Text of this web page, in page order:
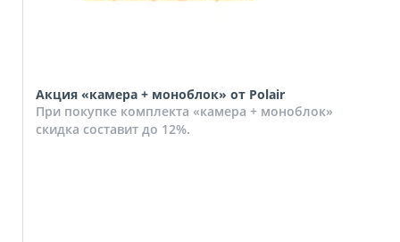
Акция «камера + моноблок» от Polair
При покупке комплекта «камера + моноблок»
скидка составит до 12%.